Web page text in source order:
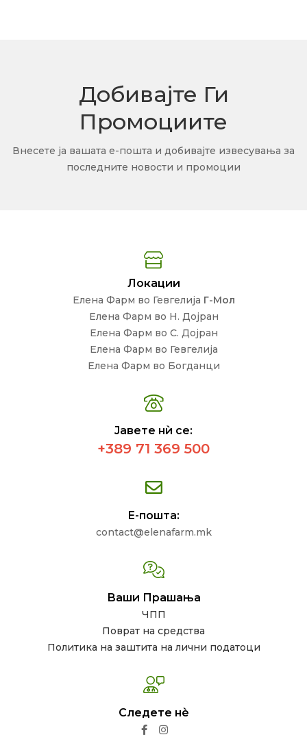
Добивајте Ги
Промоциите
Внесете ја вашата е-пошта и добивајте извесувања за
последните новости и промоции
Локации
Елена Фарм во Гевгелија Г-Мол
Елена Фарм во Н. Дојран
Елена Фарм во С. Дојран
Елена Фарм во Гевгелија
Елена Фарм во Богданци
Јавете нѝ се:
+389 71 369 500
Е-пошта:
contact@elenafarm.mk
Ваши Прашања
ЧПП
Поврат на средства
Политика на заштита на лични податоци
Следете нѐ